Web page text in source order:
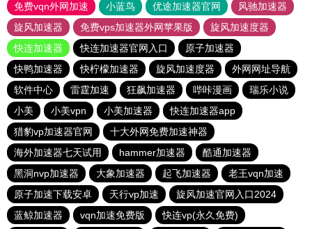
免费vqn外网加速
小蓝鸟 优途加速器官网
风驰加速器
旋风加速器
免费vps加速器外网苹果版
旋风加速度器
快连加速器
快连加速器官网入口
原子加速器
快鸭加速器
快柠檬加速器 旋风加速度器
外网网址导航
软件中心
雷霆加速 狂飙加速器 哔咔漫画
瑞乐小说
小美
小美vpn 小美加速器
快连加速器app
猎豹vp加速器官网
十大外网免费加速神器
海外加速器七天试用
hammer加速器
酷通加速器
黑洞nvp加速器
大象加速器 起飞加速器
老王vqn加速
原子加速下载安卓
天行vp加速
旋风加速官网入口2024
蓝鲸加速器
vqn加速免费版 快连vp(永久免费)